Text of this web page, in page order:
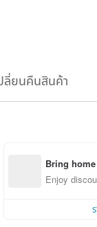
ลี่ยนคืนสินค้า
Bring home
Enjoy